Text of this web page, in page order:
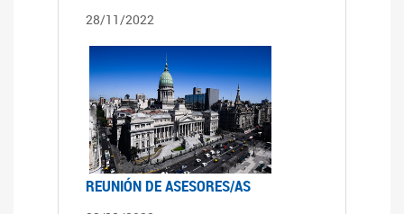
28/11/2022
REUNIÓN DE ASESORES/AS